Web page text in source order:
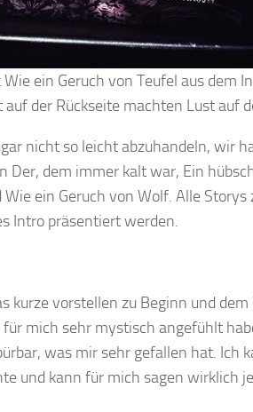
ein Geruch von Teufel aus dem
auf der Rückseite machten Lust auf
nicht so leicht abzuhandeln, wir
Der, dem immer kalt war, Ein
ein Geruch von Wolf. Alle
Intro präsentiert werden.
kurze vorstellen zu Beginn und
mich sehr mystisch angefühlt
was mir sehr gefallen hat. Ich
und kann für mich sagen wirklich